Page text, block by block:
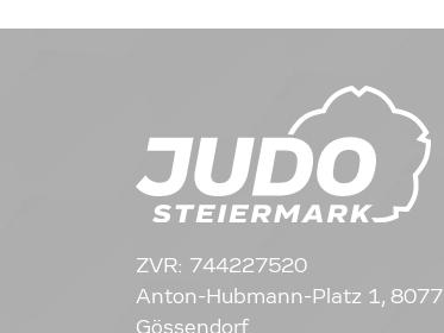
ZVR: 744227520
Anton-Hubmann-Platz 1, 8077
Gössendorf